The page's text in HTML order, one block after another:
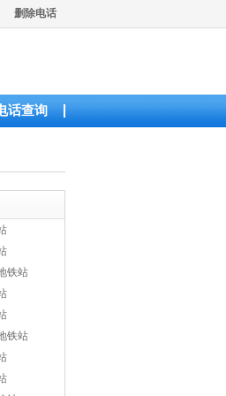
删除电话
话查询
铁站
铁站